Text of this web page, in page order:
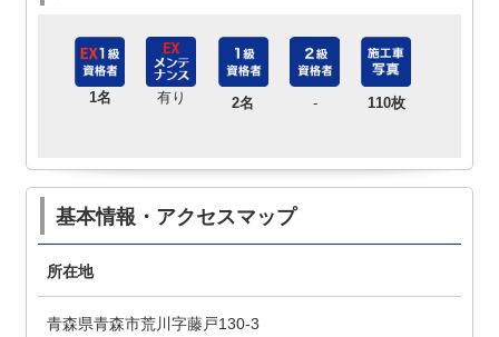
1名 有り 2名 - 110枚
基本情報・アクセスマップ
所在地
青森県青森市荒川字藤戸130-3